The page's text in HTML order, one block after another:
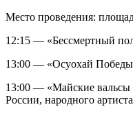
Место проведения:
12:15 — «Бессмертный
13:00 — «Осуохай
13:00 — «Майские вальсы
России, народного